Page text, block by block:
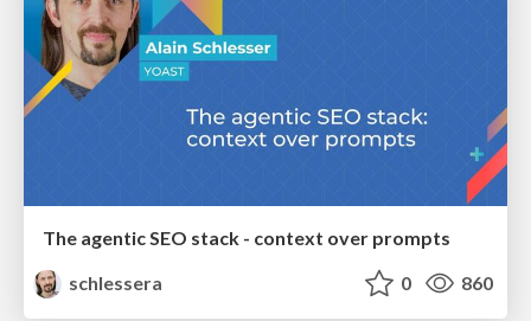
The agentic SEO stack - context over prompts
schlessera
0 860